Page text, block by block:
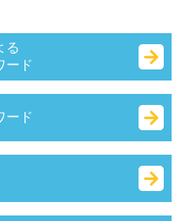
る
ード
計画
関
ード